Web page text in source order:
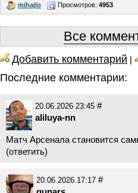
mihajlo
Просмотров: 4953
Все
Добавить комментарий |
Последние комментарии:
20.06.2026 23:45 #
aliluya-nn
Матч Арсенала становится
(ответить)
20.06.2026 17:17 #